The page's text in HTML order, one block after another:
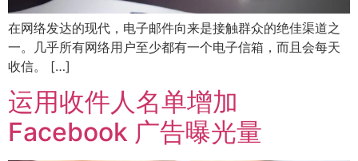
在网络发达的现代，电子邮件向来是接触群众的绝佳渠道之
一。几乎所有网络用户至少都有一个电子信箱，而且会每天
收信。 […]
运用收件人名单增加
Facebook 广告曝光量